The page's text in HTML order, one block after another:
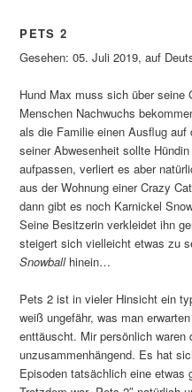
PETS 2
Gesehen: 05. Juli 2019, auf
Hund Max muss sich über seine
Menschen Nachwuchs
als die Familie einen Ausflug
seiner Abwesenheit sollte
aufpassen, verliert es aber
aus der Wohnung einer Crazy
dann gibt es noch Karnickel
Seine Besitzerin verkleidet ihn
steigert sich vielleicht etwas zu
Snowballhinein…
Pets 2 ist in vieler Hinsicht ein
weiß ungefähr, was man
enttäuscht. Mir persönlich
unzusammenhängend. Es hat
Episoden tatsächlich eine etwas